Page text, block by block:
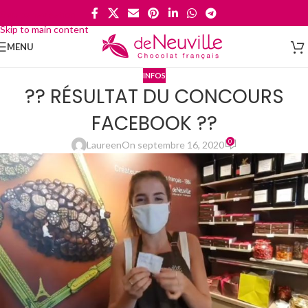
Skip to main content
MENU
INFOS
?? RÉSULTAT DU CONCOURS
FACEBOOK ??
LaureenOn septembre 16, 2020 0